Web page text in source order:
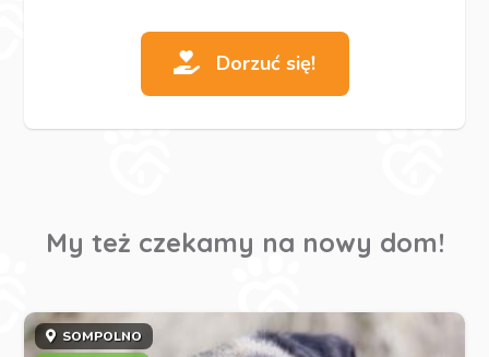
Dorzuć się!
My też czekamy na nowy dom!
SOMPOLNO